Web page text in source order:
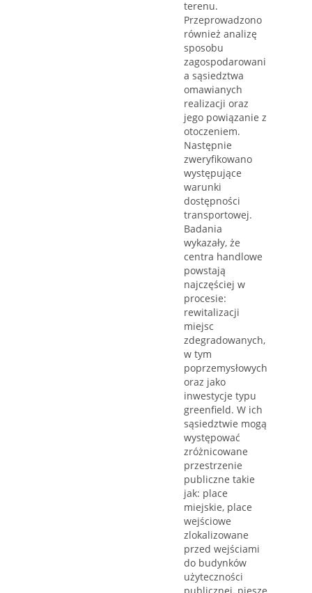
terenu.
Przeprowadzono
również analizę
sposobu
zagospodarowani
a sąsiedztwa
omawianych
realizacji oraz
jego powiązanie z
otoczeniem.
Następnie
zweryfikowano
występujące
warunki
dostępności
transportowej.
Badania
wykazały, że
centra handlowe
powstają
najczęściej w
procesie:
rewitalizacji
miejsc
zdegradowanych,
w tym
poprzemysłowych
oraz jako
inwestycje typu
greenfield. W ich
sąsiedztwie mogą
występować
zróżnicowane
przestrzenie
publiczne takie
jak: place
miejskie, place
wejściowe
zlokalizowane
przed wejściami
do budynków
użyteczności